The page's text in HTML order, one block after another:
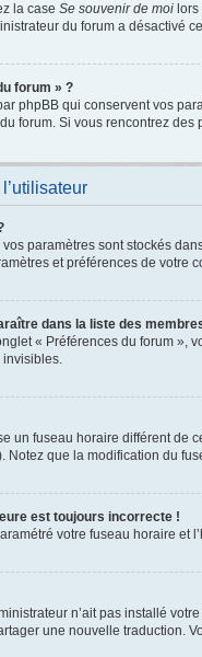
la case Se souvenir de moi
du forum a désactivé
forum » ?
phpBB qui conservent vos
forum. Si vous rencontrez
paramètres sont stockés
et préférences de votre
dans la liste des
« Préférences du forum »,
invisibles.
un fuseau horaire différent
Notez que la modification du
est toujours incorrecte !
votre fuseau horaire et
n’ait pas installé
une nouvelle traduction.